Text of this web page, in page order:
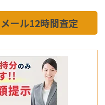
ール12時間査定